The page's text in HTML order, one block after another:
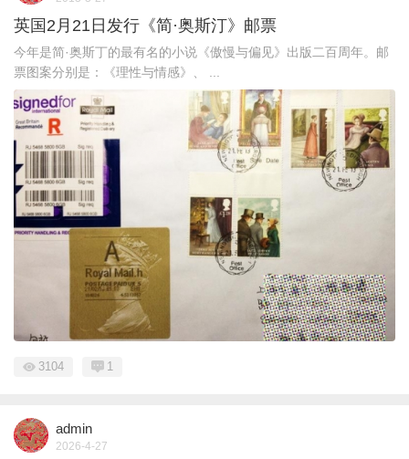
英国2月21日发行《简·奥斯汀》邮票
今年是简·奥斯丁的最有名的小说《傲慢与偏见》出版二百周年。邮
票图案分别是：《理性与情感》、 ...
3104 1
admin
2026-4-27